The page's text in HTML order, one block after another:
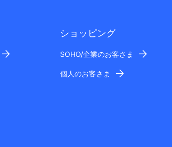
ショッピング
SOHO/企業のお客さま
個人のお客さま